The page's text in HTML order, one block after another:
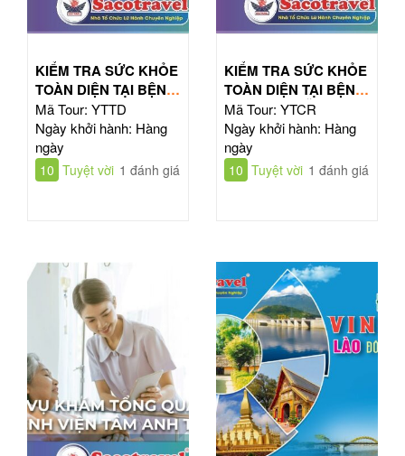
KIỂM TRA SỨC KHỎE
TOÀN DIỆN TẠI BỆNH
VIỆN TỪ DŨ
Mã Tour: YTTD
Ngày khởi hành: Hàng
ngày
10 Tuyệt vời 1 đánh giá
KIỂM TRA SỨC KHỎE
TOÀN DIỆN TẠI BỆNH
VIỆN CHỢ RẪY
Mã Tour: YTCR
Ngày khởi hành: Hàng
ngày
10 Tuyệt vời 1 đánh giá